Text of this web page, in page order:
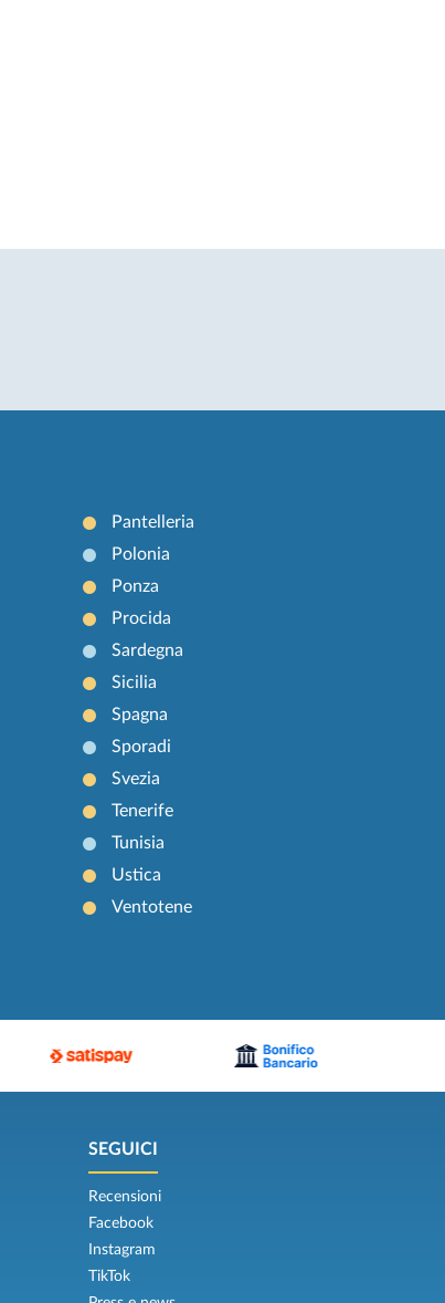
Pantelleria
Polonia
Ponza
Procida
Sardegna
Sicilia
Spagna
Sporadi
Svezia
Tenerife
Tunisia
Ustica
Ventotene
SEGUICI
Recensioni
Facebook
Instagram
TikTok